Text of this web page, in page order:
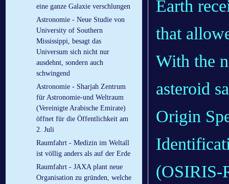
eine ganze Galaxie verschlungen
Astronomie - Neue Studie von
University of Southern
Mississippi, besagt das
Universum sich nicht nur
ausdehnt, sondern auch
schwingend
Astronomie - Sharjah Zentrum
für Astronomie-und Weltraum
(Vereinigte Arabische Emirate)
öffnet für die Öffentlichkeit am
2. Juli
Raumfahrt - Medizin im Weltall
ist völlig anders als auf der Erde
Raumfahrt - JAXA plant neue
Organisation zu gründen, welche
Earth
that
With the
asteroid
Origin
(OSIRIS-